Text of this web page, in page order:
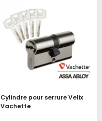
Cylindre pour serrure Velix
Vachette